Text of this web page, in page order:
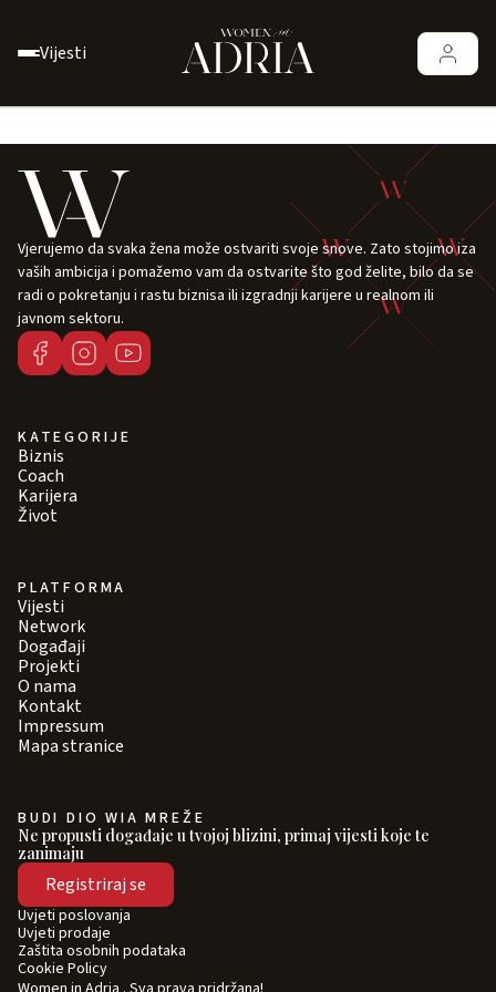
Vijesti
Vjerujemo da svaka žena može ostvariti svoje snove. Zato stojimo iza
vaših ambicija i pomažemo vam da ostvarite što god želite, bilo da se
radi o pokretanju i rastu biznisa ili izgradnji karijere u realnom ili
javnom sektoru.
KATEGORIJE
Biznis
Coach
Karijera
Život
PLATFORMA
Vijesti
Network
Događaji
Projekti
O nama
Kontakt
Impressum
Mapa stranice
BUDI DIO WIA MREŽE
Ne propusti događaje u tvojoj blizini, primaj vijesti koje te
zanimaju
Registriraj se
Uvjeti poslovanja
Uvjeti prodaje
Zaštita osobnih podataka
Cookie Policy